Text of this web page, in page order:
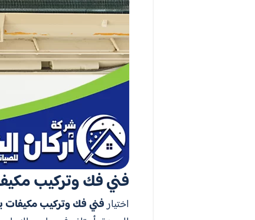
فني فك وتركيب
اختيارفني فك وتركيب مكيفات